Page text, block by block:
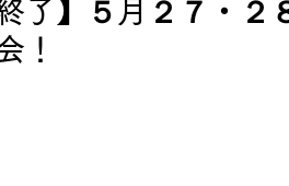
終了】５月２７・
！